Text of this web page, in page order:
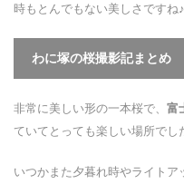
時もとんでもない美しさですね♪
わに塚の桜撮影記まとめ
非常に美しい形の一本桜で、 富
ていてとっても楽しい場所でし
いつかまた夕暮れ時やライト